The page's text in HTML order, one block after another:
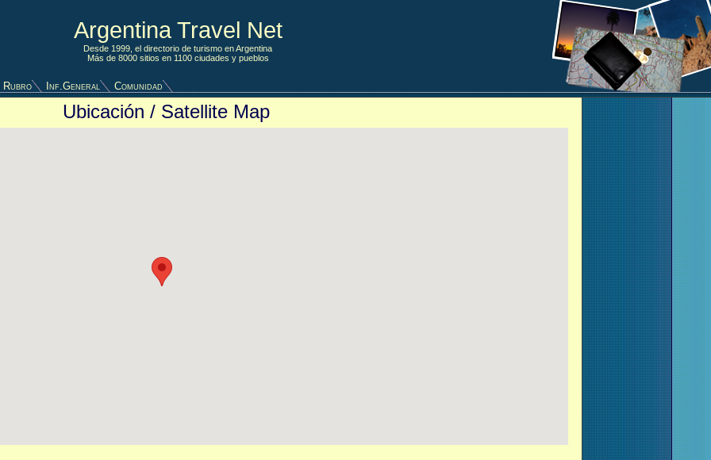
Argentina Travel Net
Desde 1999, el directorio de turismo en Argentina
Más de 8000 sitios en 1100 ciudades y pueblos
Rubro Inf.General Comunidad
Ubicación / Satellite Map